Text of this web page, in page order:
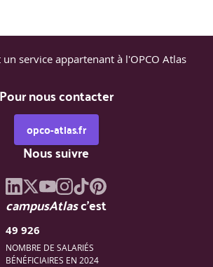
un service appartenant à l'OPCO Atlas
Pour nous contacter
opco-atlas.fr
Nous suivre
campusAtlasc'est
49 926
NOMBRE DE SALARIÉS
BÉNÉFICIAIRES EN 2024